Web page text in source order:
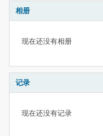
相册
现在还没有相册
记录
现在还没有记录